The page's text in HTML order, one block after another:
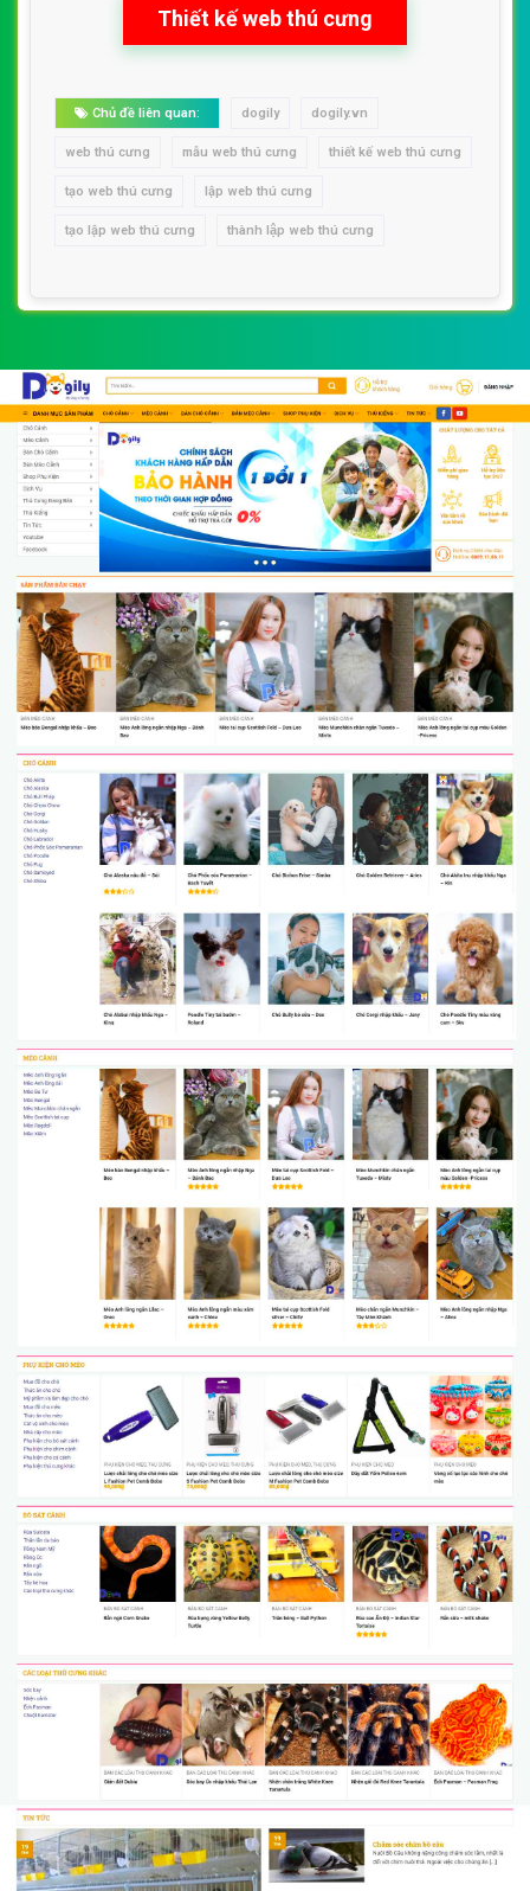
Thiết kế web thú cưng
Chủ đề liên quan: dogily dogily.vn
web thú cưng mẫu web thú cưng thiết kế web thú cưng
tạo web thú cưng lập web thú cưng
tạo lập web thú cưng thành lập web thú cưng